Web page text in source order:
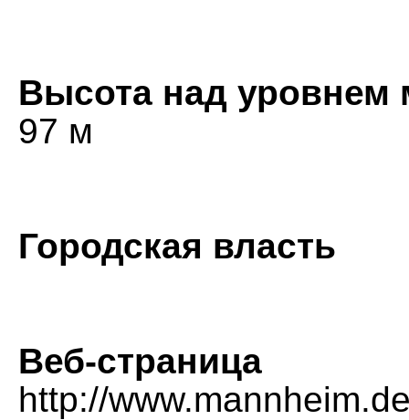
Высота над уровнем
97 м
Городская власть
Веб-страница
http://